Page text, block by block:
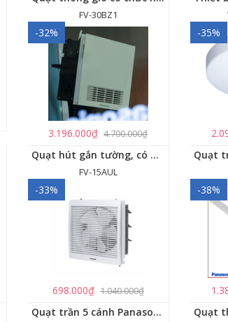
FV-30BZ1
-32%
3.196.000₫ 4.700.000₫
-35%
Quạt hút gắn tường, có màn che Panasonic - FV-15AUL
FV-15AUL
-33%
698.000₫ 1.040.000₫
-38%
Quạt trần 5 cánh Panasonic F-60DGN có đèn LED và kết nối Wireless